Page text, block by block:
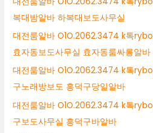
복대밤알바 하복대보도사무실
대전룸알바 O1O.2062.3474 k톡
효자동보도사무실 효자동룸싸롱알바
대전룸알바 O1O.2062.3474 k톡
구노래방보도 흥덕구당일알바
대전룸알바 O1O.2062.3474 k톡
구보도사무실 흥덕구바알바